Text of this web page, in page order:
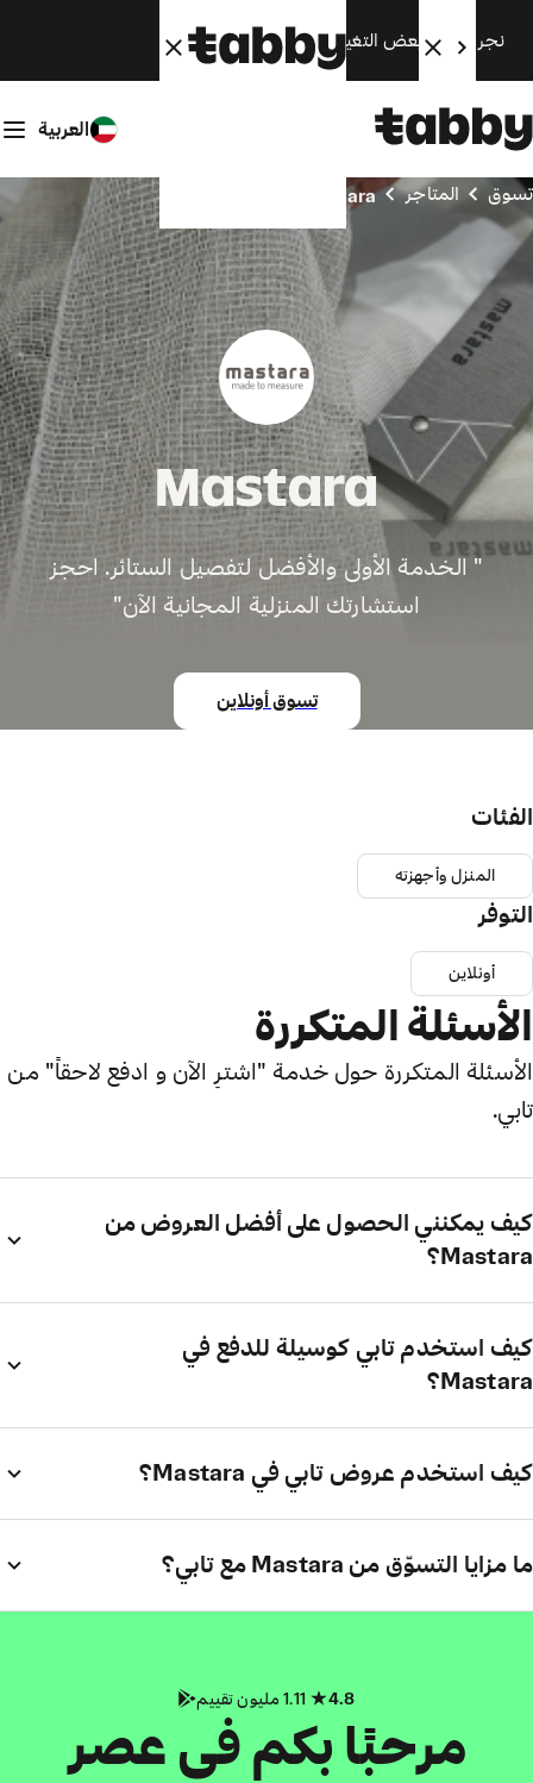
نجري الآن بعض التغييرات. سنعود قريبًا.
العربية
تسوق المتاجر Mastara
Mastara
" الخدمة الأولى والأفضل لتفصيل الستائر. احجز
استشارتك المنزلية المجانية الآن"
تسوق أونلاين
الفئات
المنزل وأجهزته
التوفر
أونلاين
الأسئلة المتكررة
الأسئلة المتكررة حول خدمة "اشترِ الآن و ادفع لاحقاً" من
تابي.
كيف يمكنني الحصول على أفضل العروض من
Mastara؟
كيف استخدم تابي كوسيلة للدفع في
Mastara؟
كيف استخدم عروض تابي في Mastara؟
ما مزايا التسوّق من Mastara مع تابي؟
4.8
مرحبًا بكم في عصر